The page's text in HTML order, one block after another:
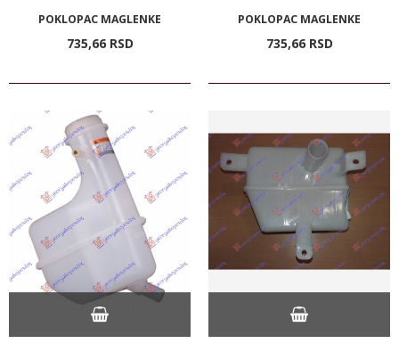
POKLOPAC MAGLENKE
735,66 RSD
POKLOPAC MAGLENKE
735,66 RSD